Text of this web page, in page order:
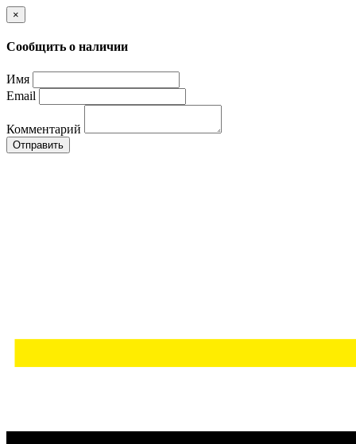
×
Сообщить о наличии
Имя
Email
Комментарий
Отправить